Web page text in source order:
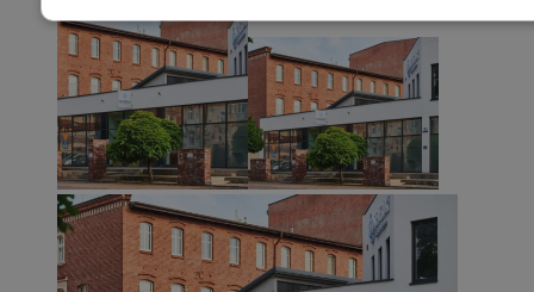
Niezbędne Wydajność
Niesklasyfikowane
Niezbędne Wydajność Targetowanie